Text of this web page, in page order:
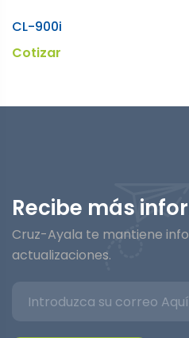
CL-900i
Cotizar
Recibe más
Cruz-Ayala te mantiene
actualizaciones.